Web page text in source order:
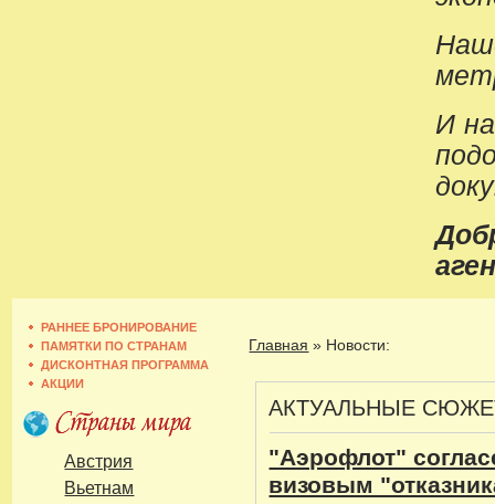
И
РАННЕЕ БРОНИРОВАНИЕ
ПАМЯТКИ ПО СТРАНАМ
ДИСКОНТНАЯ ПРОГРАММА
АКЦИИ
Австрия
Вьетнам
Главная » Новости:
АКТУАЛЬНЫЕ
"Аэрофлот"
визовым